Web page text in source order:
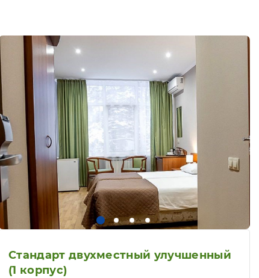
Стандарт двухместный улучшенный
(1 корпус)